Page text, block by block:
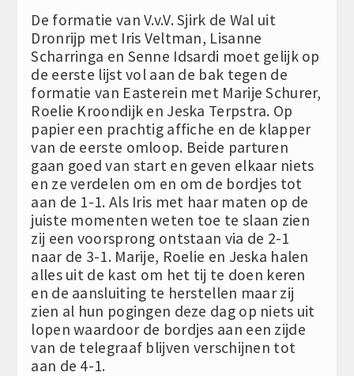
De formatie van V.v.V. Sjirk de Wal uit
Dronrijp met Iris Veltman, Lisanne
Scharringa en Senne Idsardi moet gelijk op
de eerste lijst vol aan de bak tegen de
formatie van Easterein met Marije Schurer,
Roelie Kroondijk en Jeska Terpstra. Op
papier een prachtig affiche en de klapper
van de eerste omloop. Beide parturen
gaan goed van start en geven elkaar niets
en ze verdelen om en om de bordjes tot
aan de 1-1. Als Iris met haar maten op de
juiste momenten weten toe te slaan zien
zij een voorsprong ontstaan via de 2-1
naar de 3-1. Marije, Roelie en Jeska halen
alles uit de kast om het tij te doen keren
en de aansluiting te herstellen maar zij
zien al hun pogingen deze dag op niets uit
lopen waardoor de bordjes aan een zijde
van de telegraaf blijven verschijnen tot
aan de 4-1.